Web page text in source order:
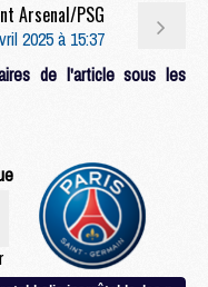
Arsenal/PSG
2025 à 15:37
de l'article sous les